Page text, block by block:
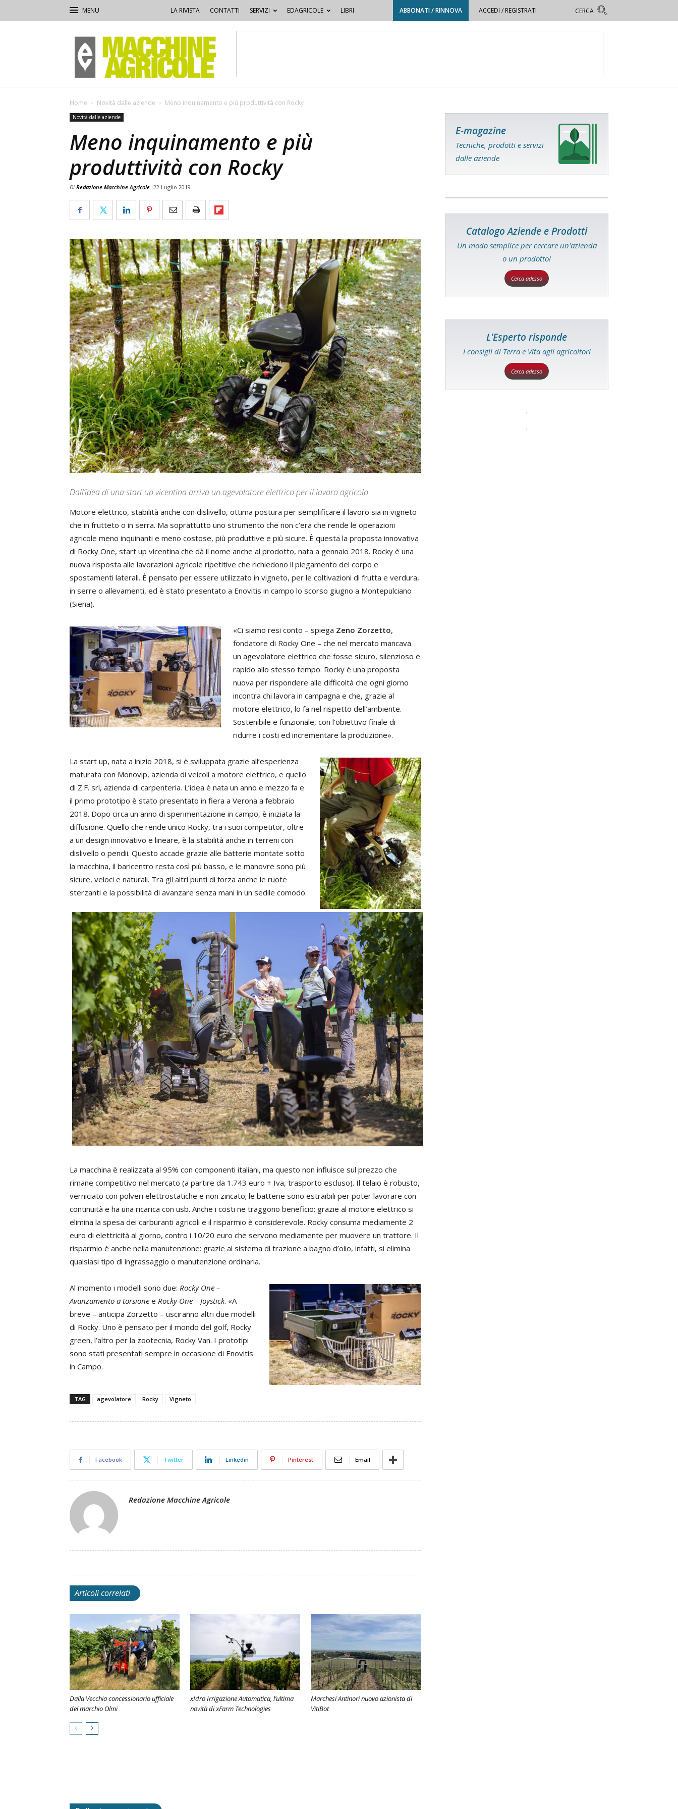
LA RIVISTA CONTATTI SERVIZI EDAGRICOLE LIBRI ABBONATI / RINNOVA ACCEDI / REGISTRATI
Macchine
Agricole
Home Novità dalle aziende Meno inquinamento e più produttività con Rocky
Novità dalle aziende
Meno inquinamento e più
produttività con Rocky
Di Redazione Macchine Agricole 22 Luglio 2019
Dall’idea di una start up vicentina arriva un agevolatore elettrico per il lavoro agricolo
Motore elettrico, stabilità anche con dislivello, ottima postura per semplificare il lavoro sia in vigneto
che in frutteto o in serra. Ma soprattutto uno strumento che non c’era che rende le operazioni
agricole meno inquinanti e meno costose, più produttive e più sicure. È questa la proposta innovativa
di Rocky One, start up vicentina che dà il nome anche al prodotto, nata a gennaio 2018. Rocky è una
nuova risposta alle lavorazioni agricole ripetitive che richiedono il piegamento del corpo e
spostamenti laterali. È pensato per essere utilizzato in vigneto, per le coltivazioni di frutta e verdura,
in serre o allevamenti, ed è stato presentato a Enovitis in campo lo scorso giugno a Montepulciano
(Siena).
«Ci siamo resi conto – spiega Zeno Zorzetto,
fondatore di Rocky One – che nel mercato mancava
un agevolatore elettrico che fosse sicuro, silenzioso e
rapido allo stesso tempo. Rocky è una proposta
nuova per rispondere alle difficoltà che ogni giorno
incontra chi lavora in campagna e che, grazie al
motore elettrico, lo fa nel rispetto dell’ambiente.
Sostenibile e funzionale, con l’obiettivo finale di
ridurre i costi ed incrementare la produzione».
La start up, nata a inizio 2018, si è sviluppata grazie all’esperienza
maturata con Monovip, azienda di veicoli a motore elettrico, e quello
di Z.F. srl, azienda di carpenteria. L’idea è nata un anno e mezzo fa e
il primo prototipo è stato presentato in fiera a Verona a febbraio
2018. Dopo circa un anno di sperimentazione in campo, è iniziata la
diffusione. Quello che rende unico Rocky, tra i suoi competitor, oltre
a un design innovativo e lineare, è la stabilità anche in terreni con
dislivello o pendii. Questo accade grazie alle batterie montate sotto
la macchina, il baricentro resta così più basso, e le manovre sono più
sicure, veloci e naturali. Tra gli altri punti di forza anche le ruote
sterzanti e la possibilità di avanzare senza mani in un sedile comodo.
La macchina è realizzata al 95% con componenti italiani, ma questo non influisce sul prezzo che
rimane competitivo nel mercato (a partire da 1.743 euro + Iva, trasporto escluso). Il telaio è robusto,
verniciato con polveri elettrostatiche e non zincato; le batterie sono estraibili per poter lavorare con
continuità e ha una ricarica con usb. Anche i costi ne traggono beneficio: grazie al motore elettrico si
elimina la spesa dei carburanti agricoli e il risparmio è considerevole. Rocky consuma mediamente 2
euro di elettricità al giorno, contro i 10/20 euro che servono mediamente per muovere un trattore. Il
risparmio è anche nella manutenzione: grazie al sistema di trazione a bagno d’olio, infatti, si elimina
qualsiasi tipo di ingrassaggio o manutenzione ordinaria.
Al momento i modelli sono due: Rocky One –
Avanzamento a torsione e Rocky One – Joystick. «A
breve – anticipa Zorzetto – usciranno altri due modelli
di Rocky. Uno è pensato per il mondo del golf, Rocky
green, l’altro per la zootecnia, Rocky Van. I prototipi
sono stati presentati sempre in occasione di Enovitis
in Campo.
TAG agevolatore Rocky Vigneto
Facebook Twitter Linkedin Pinterest Email
Redazione Macchine Agricole
Articoli correlati
Dalla Vecchia concessionario ufficiale
del marchio Olmi
xIdro Irrigazione Automatica, l’ultima
novità di xFarm Technologies
Marchesi Antinori nuovo azionista di
VitiBot
E-magazine
Tecniche, prodotti e servizi
dalle aziende
Catalogo Aziende e Prodotti
Un modo semplice per cercare un'azienda
o un prodotto!
Cerca adesso
L'Esperto risponde
I consigli di Terra e Vita agli agricoltori
Cerca adesso